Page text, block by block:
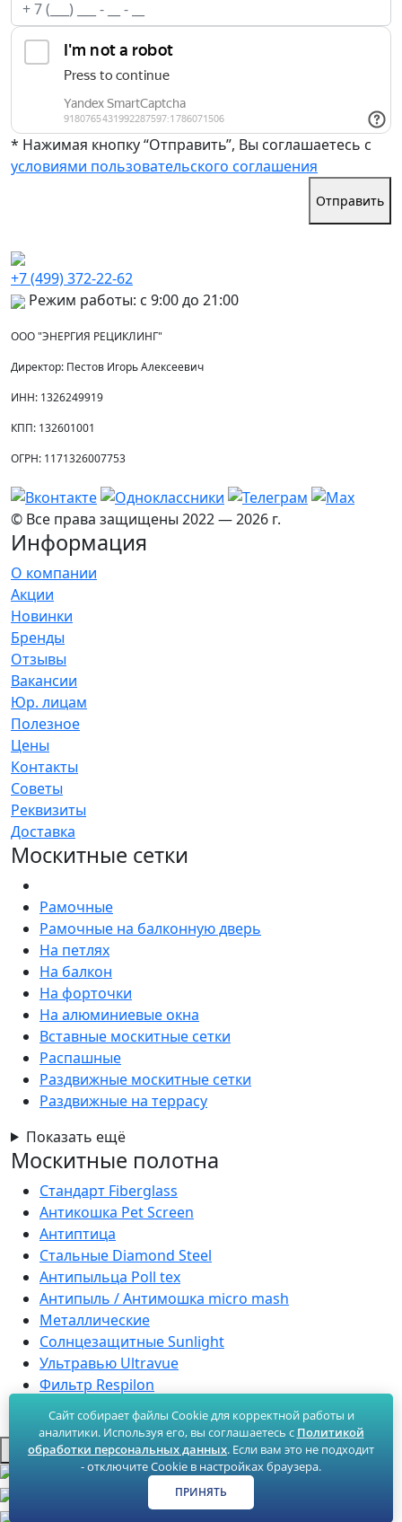
* Нажимая кнопку “Отправить”, Вы соглашаетесь с
условиями пользовательского соглашения
Отправить
+7 (499) 372-22-62
Режим работы: с 9:00 до 21:00
ООО "ЭНЕРГИЯ РЕЦИКЛИНГ"
Директор: Пестов Игорь Алексеевич
ИНН: 1326249919
КПП: 132601001
ОГРН: 1171326007753
©️ Все права защищены 2022 — 2026 г.
Информация
О компании
Акции
Новинки
Бренды
Отзывы
Вакансии
Юр. лицам
Полезное
Цены
Контакты
Советы
Реквизиты
Доставка
Москитные сетки
Рамочные
Рамочные на балконную дверь
На петлях
На балкон
На форточки
На алюминиевые окна
Вставные москитные сетки
Распашные
Раздвижные москитные сетки
Раздвижные на террасу
Показать ещё
Москитные полотна
Стандарт Fiberglass
Антикошка Pet Screen
Антиптица
Стальные Diamond Steel
Антипыльца Poll tex
Антипыль / Антимошка micro mash
Металлические
Солнцезащитные Sunlight
Ультравью Ultravue
Фильтр Respilon
Продвижение сайта
Сайт собирает файлы Cookie для корректной работы и
аналитики. Используя его, вы соглашаетесь с Политикой
обработки персональных данных. Если вам это не подходит
- отключите Cookie в настройках браузера.
ПРИНЯТЬ